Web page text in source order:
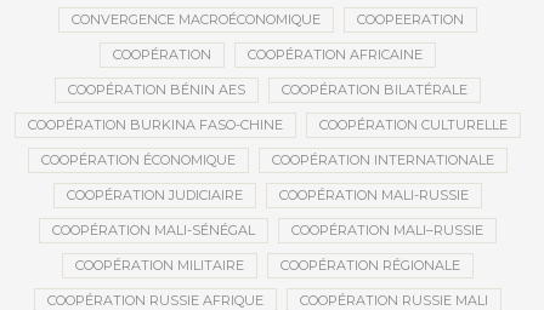
CONVERGENCE MACROÉCONOMIQUE COOPEERATION
COOPÉRATION COOPÉRATION AFRICAINE
COOPÉRATION BÉNIN AES COOPÉRATION BILATÉRALE
COOPÉRATION BURKINA FASO-CHINE COOPÉRATION CULTURELLE
COOPÉRATION ÉCONOMIQUE COOPÉRATION INTERNATIONALE
COOPÉRATION JUDICIAIRE COOPÉRATION MALI-RUSSIE
COOPÉRATION MALI-SÉNÉGAL COOPÉRATION MALI–RUSSIE
COOPÉRATION MILITAIRE COOPÉRATION RÉGIONALE
COOPÉRATION RUSSIE AFRIQUE COOPÉRATION RUSSIE MALI